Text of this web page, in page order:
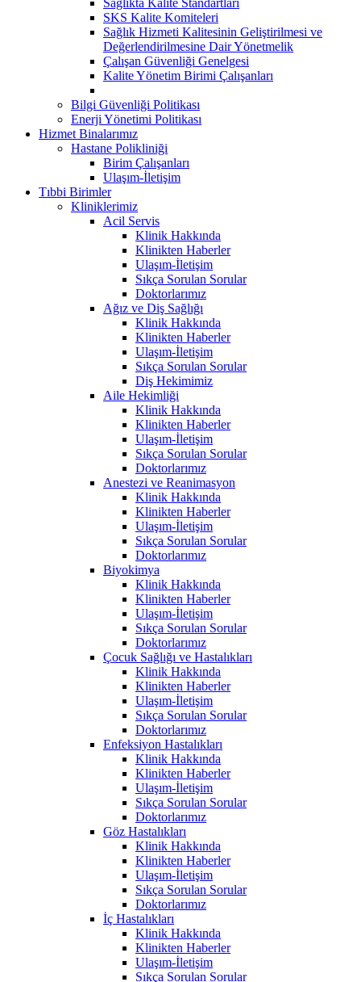
SKS Kalite Komiteleri
Sağlık Hizmeti Kalitesinin Geliştirilmesi ve
Değerlendirilmesine Dair Yönetmelik
Çalışan Güvenliği Genelgesi
Kalite Yönetim Birimi Çalışanları
Bilgi Güvenliği Politikası
Enerji Yönetimi Politikası
Hizmet Binalarımız
Hastane Polikliniği
Birim Çalışanları
Ulaşım-İletişim
Tıbbi Birimler
Kliniklerimiz
Acil Servis
Klinik Hakkında
Klinikten Haberler
Ulaşım-İletişim
Sıkça Sorulan Sorular
Doktorlarımız
Ağız ve Diş Sağlığı
Klinik Hakkında
Klinikten Haberler
Ulaşım-İletişim
Sıkça Sorulan Sorular
Diş Hekimimiz
Aile Hekimliği
Klinik Hakkında
Klinikten Haberler
Ulaşım-İletişim
Sıkça Sorulan Sorular
Doktorlarımız
Anestezi ve Reanimasyon
Klinik Hakkında
Klinikten Haberler
Ulaşım-İletişim
Sıkça Sorulan Sorular
Doktorlarımız
Biyokimya
Klinik Hakkında
Klinikten Haberler
Ulaşım-İletişim
Sıkça Sorulan Sorular
Doktorlarımız
Çocuk Sağlığı ve Hastalıkları
Klinik Hakkında
Klinikten Haberler
Ulaşım-İletişim
Sıkça Sorulan Sorular
Doktorlarımız
Enfeksiyon Hastalıkları
Klinik Hakkında
Klinikten Haberler
Ulaşım-İletişim
Sıkça Sorulan Sorular
Doktorlarımız
Göz Hastalıkları
Klinik Hakkında
Klinikten Haberler
Ulaşım-İletişim
Sıkça Sorulan Sorular
Doktorlarımız
İç Hastalıkları
Klinik Hakkında
Klinikten Haberler
Ulaşım-İletişim
Sıkça Sorulan Sorular